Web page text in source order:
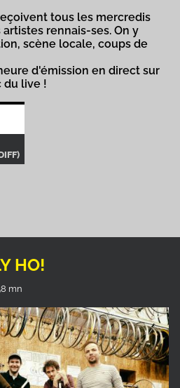
tous les mercredis
rennais-ses. On y
scène locale, coups de
d'émission en direct sur
du live !
HO!
mn